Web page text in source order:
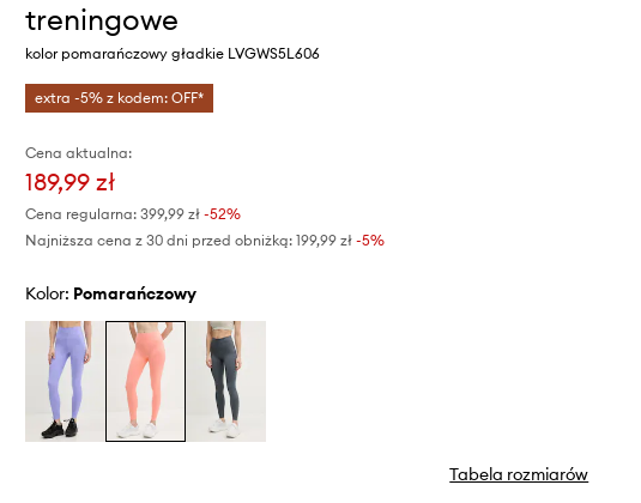
treningowe
kolor pomarańczowy gładkie LVGWS5L606
extra -5% z kodem: OFF*
Cena aktualna:
189,99 zł
Cena regularna: 399,99 zł-52%
Najniższa cena z 30 dni przed obniżką: 199,99 zł -5%
Kolor: pomarańczowy
Tabela rozmiarów